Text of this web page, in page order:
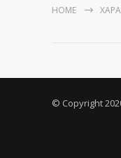
HOME
© Copyright